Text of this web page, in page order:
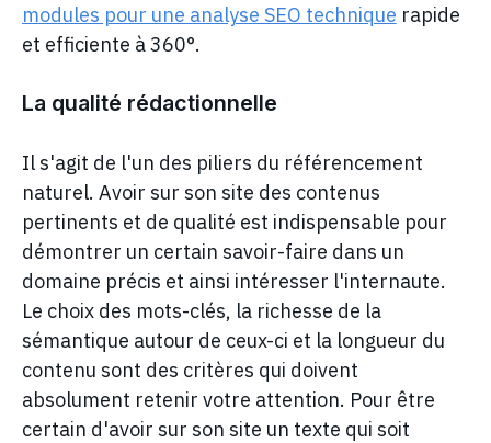
modules pour une analyse SEO technique rapide
et efficiente à 360°.
La qualité rédactionnelle
Il s'agit de l'un des piliers du référencement
naturel. Avoir sur son site des contenus
pertinents et de qualité est indispensable pour
démontrer un certain savoir-faire dans un
domaine précis et ainsi intéresser l'internaute.
Le choix des mots-clés, la richesse de la
sémantique autour de ceux-ci et la longueur du
contenu sont des critères qui doivent
absolument retenir votre attention. Pour être
certain d'avoir sur son site un texte qui soit